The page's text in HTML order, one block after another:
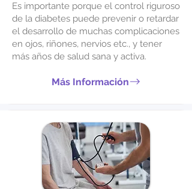
Es importante porque el control riguroso
de la diabetes puede prevenir o retardar
el desarrollo de muchas complicaciones
en ojos, riñones, nervios etc., y tener
más años de salud sana y activa.
Más Información